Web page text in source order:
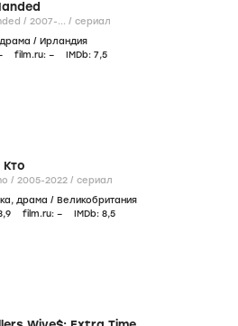
Single-Handed / 2007-... / сериал
драма / Ирландия
film.ru: – IMDb: 7,5
Doctor Who / 2005-2022 / сериал
, драма / Великобритания
,9 film.ru: – IMDb: 8,5